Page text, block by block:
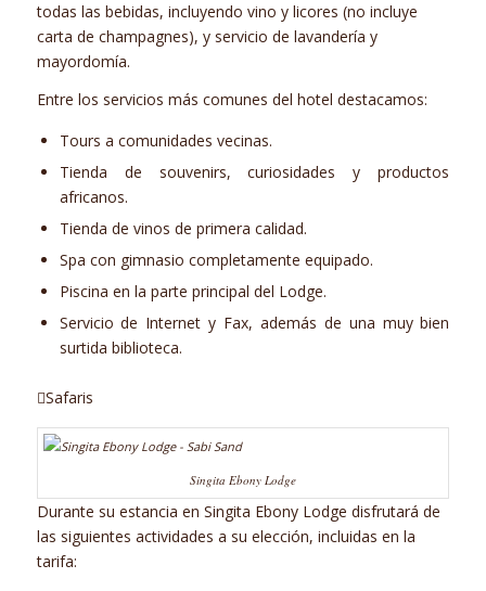
todas las bebidas, incluyendo vino y licores (no incluye
carta de champagnes), y servicio de lavandería y
mayordomía.
Entre los servicios más comunes del hotel destacamos:
Tours a comunidades vecinas.
Tienda de souvenirs, curiosidades y productos
africanos.
Tienda de vinos de primera calidad.
Spa con gimnasio completamente equipado.
Piscina en la parte principal del Lodge.
Servicio de Internet y Fax, además de una muy bien
surtida biblioteca.
Safaris
Singita Ebony Lodge
Durante su estancia en Singita Ebony Lodge disfrutará de
las siguientes actividades a su elección, incluidas en la
tarifa: